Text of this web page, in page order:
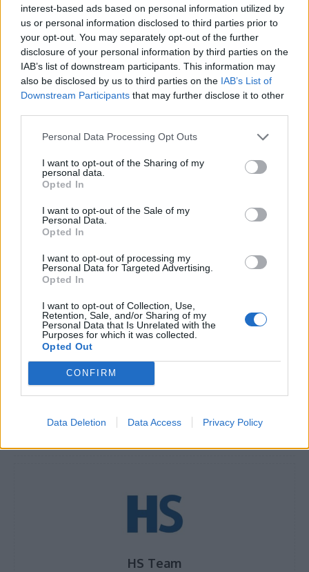
interest-based ads based on personal information utilized by
us or personal information disclosed to third parties prior to
your opt-out. You may separately opt-out of the further
disclosure of your personal information by third parties on the
IAB’s list of downstream participants. This information may
also be disclosed by us to third parties on the IAB’s List of
Downstream Participants that may further disclose it to other
Personal Data Processing Opt Outs
I want to opt-out of the Sharing of my
personal data.
Opted In
I want to opt-out of the Sale of my
Personal Data.
Opted In
I want to opt-out of processing my
Personal Data for Targeted Advertising.
Opted In
I want to opt-out of Collection, Use,
Retention, Sale, and/or Sharing of my
Personal Data that Is Unrelated with the
Purposes for which it was collected.
Opted Out
CONFIRM
Data Deletion Data Access Privacy Policy
έρευνα φαρμάκων και ότι η Ελλάδα μπορεί να
συμμετέχει στις εξελίξεις αρκεί να έχει τους
κατάλληλους ανθρώπους να κάνουν την
δουλειά που χρειάζεται».
Η περιοδεία του Υπουργού Υγείας,
ολοκληρώθηκε με την επίσκεψή του στο
Γενικό Νοσοκομείο Φλώρινας, όπου είχε την
νοσηλευτές και ασθενείς.
Διαβάστε επίσης
Το ελληνικό πλάσμα, η προεκλογική
συνάντηση με Άδωνι και ο κρύος ιδρώτας των
φαρμακευτικών
Καλλυντικά: Τι πρέπει να γνωρίζουμε για τη
χρήση τους
HS Team